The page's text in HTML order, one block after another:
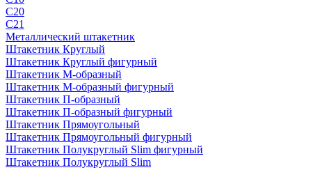
С20
С21
Металлический штакетник
Штакетник Круглый
Штакетник Круглый фигурный
Штакетник М-образный
Штакетник М-образный фигурный
Штакетник П-образный
Штакетник П-образный фигурный
Штакетник Прямоугольный
Штакетник Прямоугольный фигурный
Штакетник Полукруглый Slim фигурный
Штакетник Полукруглый Slim